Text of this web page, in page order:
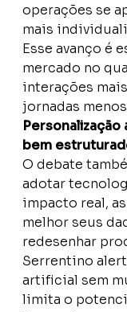
operações se
mais
Esse avanço é
mercado no
interações
jornadas
bem
O debate
adotar
impacto real,
melhor seus
redesenhar
Serrentino
artificial sem
limita o